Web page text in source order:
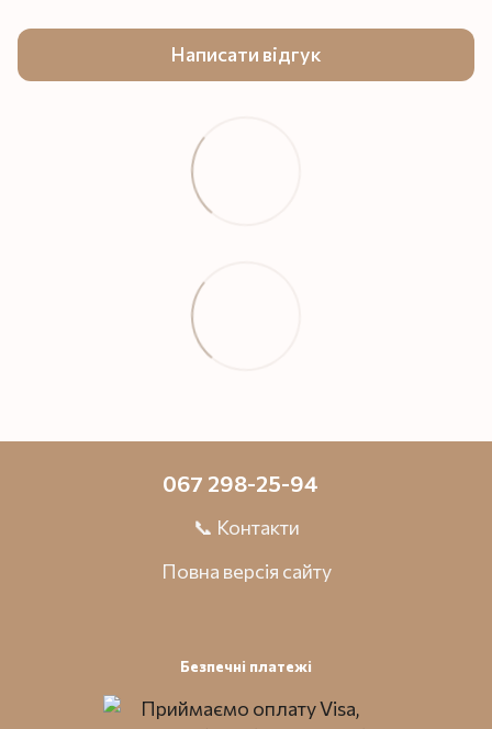
Написати відгук
067 298-25-94
📞 Контакти
Повна версія сайту
Безпечні платежі